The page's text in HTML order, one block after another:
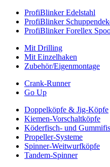
ProfiBlinker Edelstahl
ProfiBlinker
ProfiBlinker Forellex
Mit Drilling
Mit Einzelhaken
Zubehör/Eigenmontage
Crank-Runner
Go Up
Doppelköpfe & Jig-Köpfe
Kiemen-Vorschaltköpfe
Köderfisch- und
Propeller-Systeme
Spinner-Weitwurfköpfe
Tandem-Spinner